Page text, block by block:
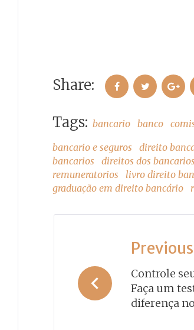
Share: FacebookTwitter
Tags: bancario banco
bancario e seguros
direito
bancarios
direitos dos bancarios
remuneratorios
livro direito
graduação em direito bancário
Navegação
de
Post
Controle
Faça um
diferença